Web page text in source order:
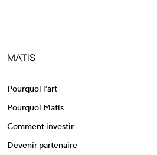
MATIS
Pourquoi l’art
Pourquoi Matis
Comment investir
Devenir partenaire